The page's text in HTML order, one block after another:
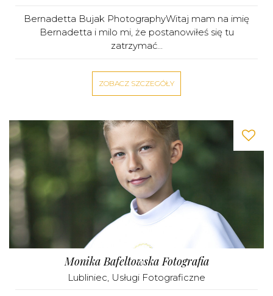
Bernadetta Bujak PhotographyWitaj mam na imię
Bernadetta i milo mi, że postanowiłeś się tu
zatrzymać...
ZOBACZ SZCZEGÓŁY
Monika Bafeltowska Fotografia
Lubliniec, Usługi Fotograficzne